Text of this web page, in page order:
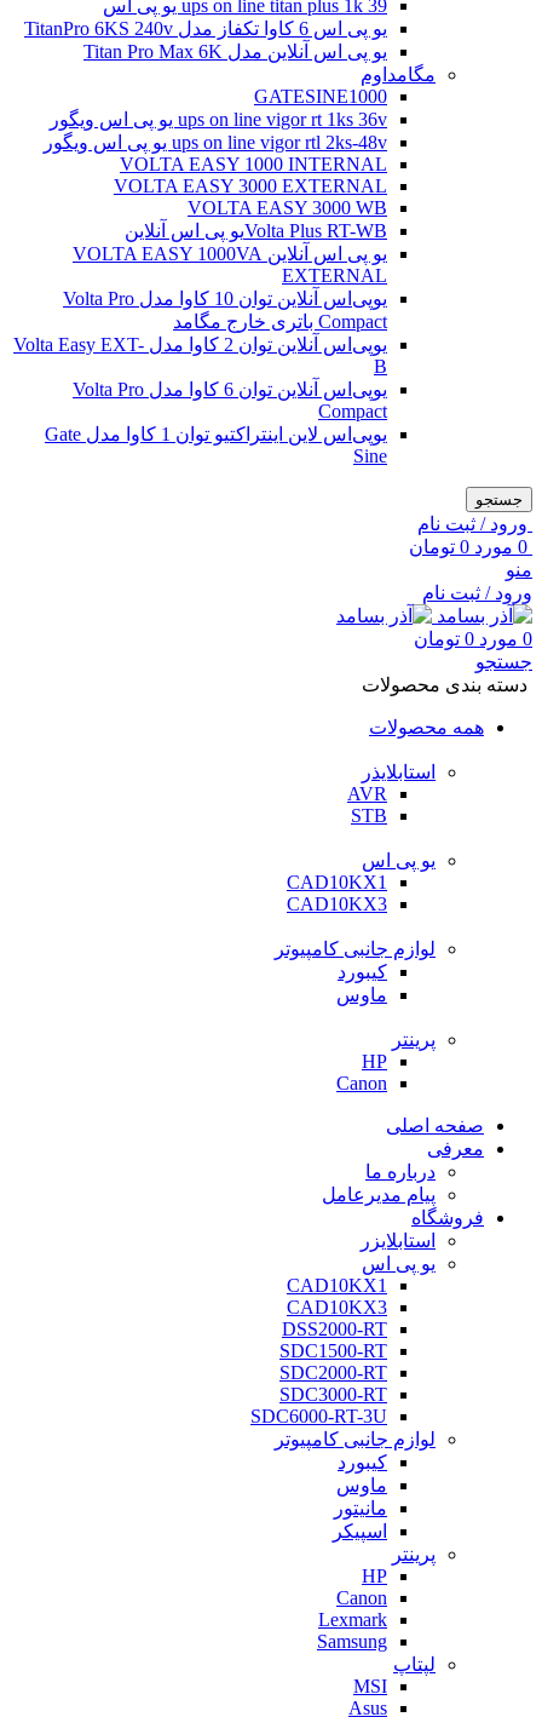
ups on line titan plus 1k 39 یو پی اس
یو پی اس 6 کاوا تکفاز مدل TitanPro 6KS 240v
یو پی اس آنلاین مدل Titan Pro Max 6K
مگامداوم
GATESINE1000
ups on line vigor rt 1ks 36v یو پی اس ویگور
ups on line vigor rtl 2ks-48v یو پی اس ویگور
VOLTA EASY 1000 INTERNAL
VOLTA EASY 3000 EXTERNAL
VOLTA EASY 3000 WB
Volta Plus RT-WBیو پی اس آنلاین
یو پی اس آنلاین VOLTA EASY 1000VA
EXTERNAL
یو‌پی‌اس آنلاین توان 10 کاوا مدل Volta Pro
Compact باتری خارج مگامد
یو‌پی‌اس آنلاین توان 2 کاوا مدل Volta Easy EXT-
B
یو‌پی‌اس آنلاین توان 6 کاوا مدل Volta Pro
Compact
یو‌پی‌اس لاین اینتراکتیو توان 1 کاوا مدل Gate
Sine
جستجو
ورود / ثبت نام
0 مورد 0 تومان
منو
ورود / ثبت نام
0 مورد 0 تومان
جستجو
دسته بندی محصولات
همه محصولات
استابلایذر
AVR
STB
یو پی اس
CAD10KX1
CAD10KX3
لوازم جانبی کامپیوتر
کیبورد
ماوس
پرینتر
HP
Canon
صفحه اصلی
معرفی
درباره ما
پیام مدیرعامل
فروشگاه
استابلایزر
یو پی اس
CAD10KX1
CAD10KX3
DSS2000-RT
SDC1500-RT
SDC2000-RT
SDC3000-RT
SDC6000-RT-3U
لوازم جانبی کامپیوتر
کیبورد
ماوس
مانیتور
اسپیکر
پرینتر
HP
Canon
Lexmark
Samsung
لپتاپ
MSI
Asus